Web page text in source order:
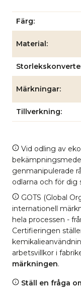
Färg
Material
Märkningar
Tillverkning
Vid odling av
genmanipulerade
odlarna och för dig
GOTS (Global
internationell
hela processen -
Certifieringen
arbetsvillkor i
märkningen.
Ställ en fråga